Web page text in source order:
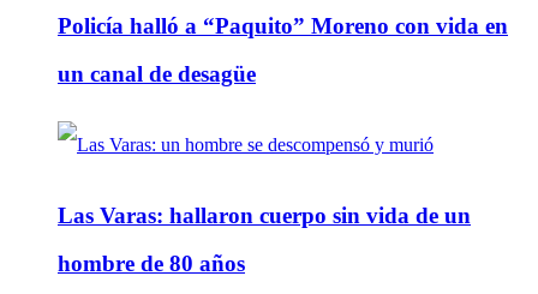
Policía halló a “Paquito” Moreno con vida en
un canal de desagüe
Las Varas: hallaron cuerpo sin vida de un
hombre de 80 años